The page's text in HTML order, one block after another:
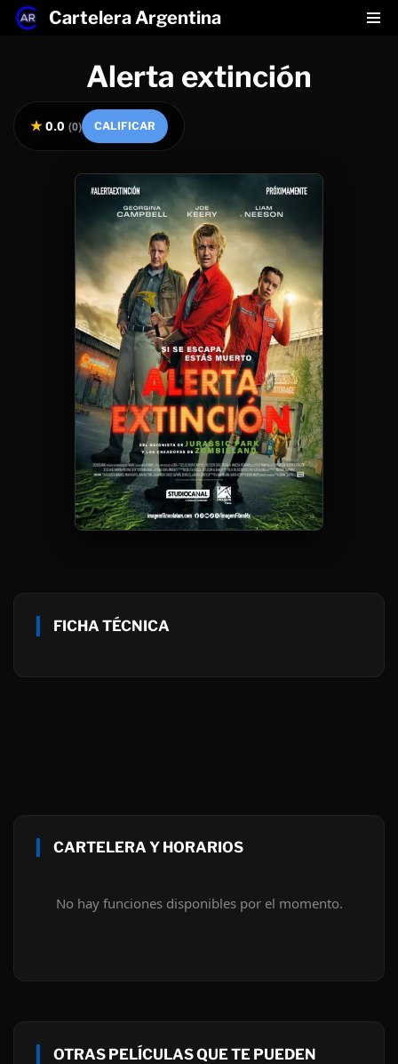
Cartelera Argentina
Alerta extinción
★ 0.0 (0) CALIFICAR
FICHA TÉCNICA
CARTELERA Y HORARIOS
No hay funciones disponibles por el momento.
OTRAS PELÍCULAS QUE TE PUEDEN